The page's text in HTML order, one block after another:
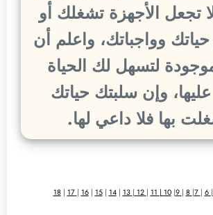
تجعل الأجهزة تشغلك أو
وواجباتك، واعلم أن
موجودة لتسهل لك الحياة
وإن سلبتك حياتك
بها فلا داعي لها.
|
6
|
7
|
8
|
9
|
10 |
|
12
|
13
|
14
|
15
|
16
|
17
|
18